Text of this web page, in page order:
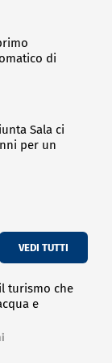
degli
di
Sala ci
per un
VEDI TUTTI
turismo che
e